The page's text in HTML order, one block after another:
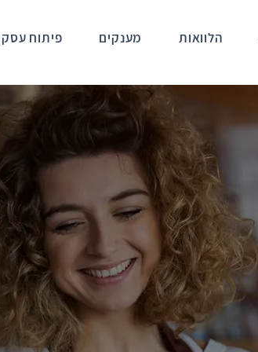
הלוואות מענקים פיתוח
המערך לפיתוח